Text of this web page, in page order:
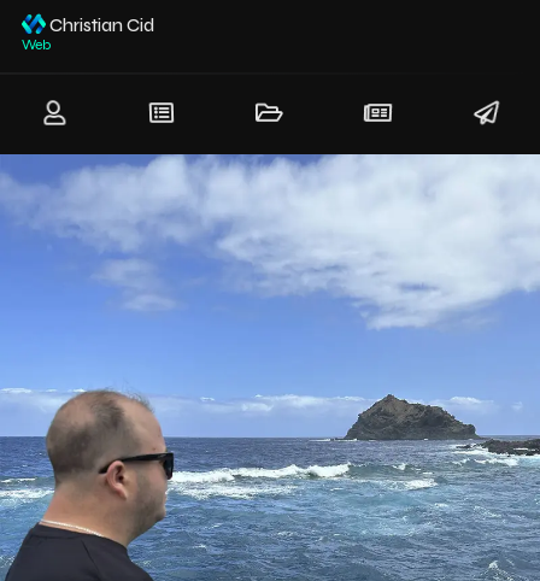
Christian Cid
Digital